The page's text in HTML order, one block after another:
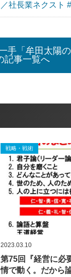
社長業ネクスト
手「牟田太陽
記事一覧へ
戦略・戦術
2023.03.10
第75回『経営に必
情で動く。だから